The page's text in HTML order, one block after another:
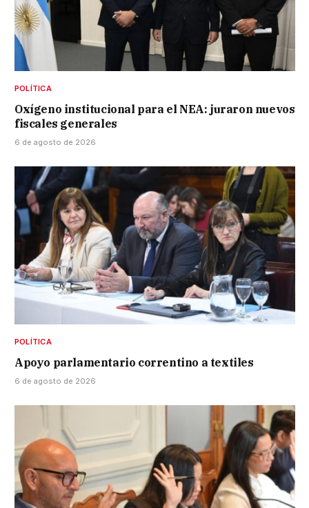
POLÍTICA
Oxígeno institucional para el NEA: juraron nuevos
fiscales generales
6 de agosto de 2026
POLÍTICA
Apoyo parlamentario correntino a textiles
6 de agosto de 2026